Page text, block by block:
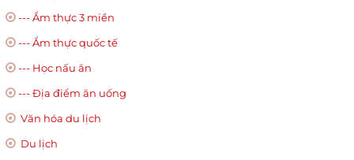
--- Ẩm thực 3 miền
--- Ẩm thực quốc tế
--- Học nấu ăn
--- Địa điểm ăn uống
Văn hóa du lịch
Du lịch